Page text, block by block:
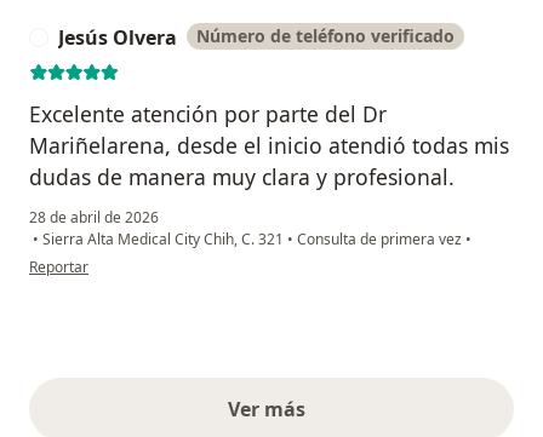
Jesús Olvera Número de teléfono verificado
Excelente atención por parte del Dr
Mariñelarena, desde el inicio atendió todas mis
dudas de manera muy clara y profesional.
28 de abril de 2026
• Sierra Alta Medical City Chih, C. 321 • Consulta de primera vez •
en opinión del usuario Jesús Olvera
Reportar
Ver másopiniones anteriores